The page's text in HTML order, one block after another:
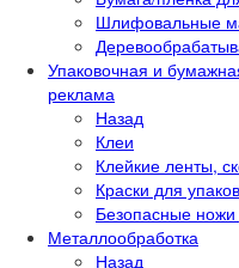
Шлифовальные
Упаковочная и
реклама
Назад
Клеи
Клейкие ленты,
Краски для
Безопасные ножи
Металлообработка
Назад